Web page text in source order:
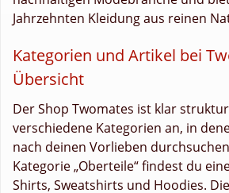
Jahrzehnten Kleidung aus reinen
Kategorien und Artikel bei
Übersicht
Der Shop Twomates ist klar
verschiedene Kategorien an, in
nach deinen Vorlieben
Kategorie „Oberteile“ findest du
Shirts, Sweatshirts und Hoodies.